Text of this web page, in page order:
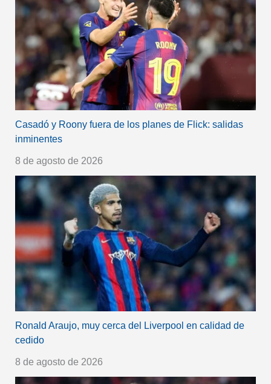
Casadó y Roony fuera de los planes de Flick: salidas
inminentes
8 de agosto de 2026
Ronald Araujo, muy cerca del Liverpool en calidad de
cedido
8 de agosto de 2026